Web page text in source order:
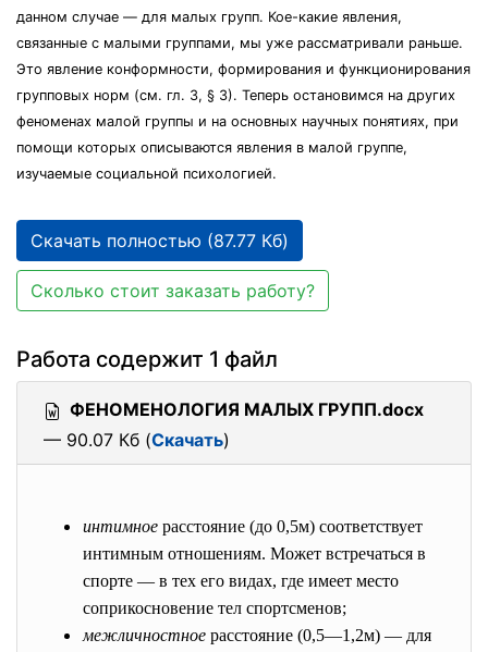
данном случае — для малых групп. Кое-какие явления,
связанные с малыми группами, мы уже рассматривали раньше.
Это явление конформности, формирования и функционирования
групповых норм (см. гл. 3, § 3). Теперь остановимся на других
феноменах малой группы и на основных научных понятиях, при
помощи которых описываются явления в малой группе,
изучаемые социальной психологией.
Скачать полностью (87.77 Кб)
Сколько стоит заказать работу?
Работа содержит 1 файл
ФЕНОМЕНОЛОГИЯ МАЛЫХ ГРУПП.docx
— 90.07 Кб (Скачать)
интимное расстояние (до 0,5м) соответствует
интимным отношениям. Может встречаться в
спорте — в тех его видах, где имеет место
соприкосновение тел спортсменов;
межличностное расстояние (0,5—1,2м) — для